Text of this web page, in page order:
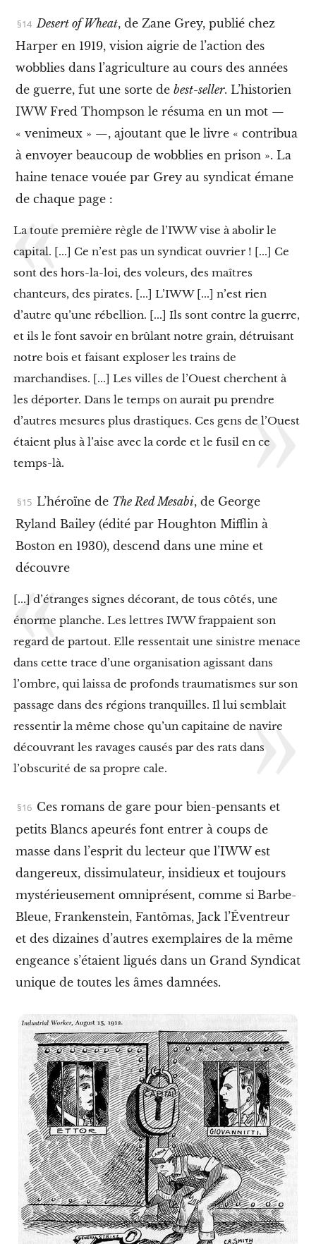
Desert of Wheat, de Zane Grey, publié chez
Harper en 1919, vision aigrie de l’action des
wobblies dans l’agriculture au cours des années
de guerre, fut une sorte de best-seller. L’historien
IWW Fred Thompson le résuma en un mot —
« venimeux » —, ajoutant que le livre « contribua
à envoyer beaucoup de wobblies en prison ». La
haine tenace vouée par Grey au syndicat émane
de chaque page :
La toute première règle de l’IWW vise à abolir le
capital. [...] Ce n’est pas un syndicat ouvrier ! [...] Ce
sont des hors-la-loi, des voleurs, des maîtres
chanteurs, des pirates. [...] L’IWW [...] n’est rien
d’autre qu’une rébellion. [...] Ils sont contre la guerre,
et ils le font savoir en brûlant notre grain, détruisant
notre bois et faisant exploser les trains de
marchandises. [...] Les villes de l’Ouest cherchent à
les déporter. Dans le temps on aurait pu prendre
d’autres mesures plus drastiques. Ces gens de l’Ouest
étaient plus à l’aise avec la corde et le fusil en ce
temps-là.
L’héroïne de The Red Mesabi, de George
Ryland Bailey (édité par Houghton Mifflin à
Boston en 1930), descend dans une mine et
découvre
[...] d’étranges signes décorant, de tous côtés, une
énorme planche. Les lettres IWW frappaient son
regard de partout. Elle ressentait une sinistre menace
dans cette trace d’une organisation agissant dans
l’ombre, qui laissa de profonds traumatismes sur son
passage dans des régions tranquilles. Il lui semblait
ressentir la même chose qu’un capitaine de navire
découvrant les ravages causés par des rats dans
l’obscurité de sa propre cale.
Ces romans de gare pour bien-pensants et
petits Blancs apeurés font entrer à coups de
masse dans l’esprit du lecteur que l’IWW est
dangereux, dissimulateur, insidieux et toujours
mystérieusement omniprésent, comme si Barbe-
Bleue, Frankenstein, Fantômas, Jack l’Éventreur
et des dizaines d’autres exemplaires de la même
engeance s’étaient ligués dans un Grand Syndicat
unique de toutes les âmes damnées.
c
a
s
s
e
o
u
r
i
r
e
C
o
m
m
e
t
l
r
p
r
s
s
o
e
l
’
I
W
a
o
r
s
a
a
a
n
s
é
r
i
a
t
i
o
d
e
É
a
s
-
U
n
i
s
2
.
L
e
s
w
o
b
b
l
i